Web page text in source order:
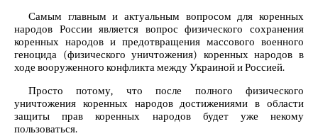
Самым главным и актуальным вопросом для коренных
народов России является вопрос физического сохранения
коренных народов и предотвращения массового военного
геноцида (физического уничтожения) коренных народов в
ходе вооруженного конфликта между Украиной и Россией.
Просто потому, что после полного физического
уничтожения коренных народов достижениями в области
защиты прав коренных народов будет уже некому
пользоваться.